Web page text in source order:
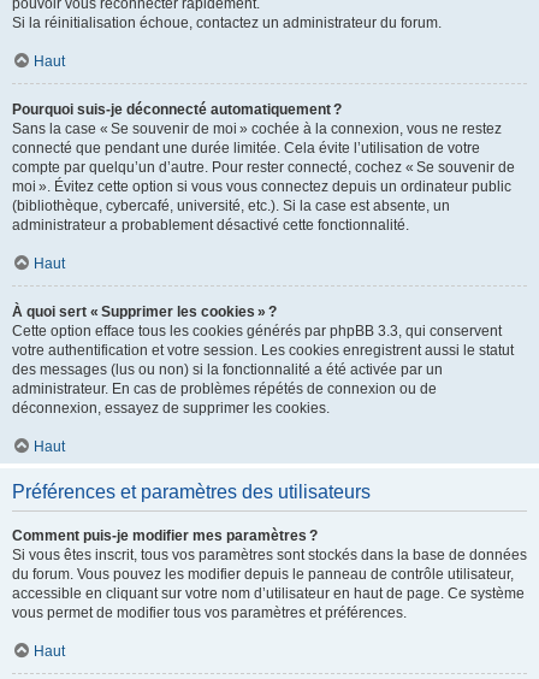
pouvoir vous reconnecter rapidement.
Si la réinitialisation échoue, contactez un administrateur du forum.
Haut
Pourquoi suis-je déconnecté automatiquement ?
Sans la case « Se souvenir de moi » cochée à la connexion, vous ne restez
connecté que pendant une durée limitée. Cela évite l’utilisation de votre
compte par quelqu’un d’autre. Pour rester connecté, cochez « Se souvenir de
moi ». Évitez cette option si vous vous connectez depuis un ordinateur public
(bibliothèque, cybercafé, université, etc.). Si la case est absente, un
administrateur a probablement désactivé cette fonctionnalité.
Haut
À quoi sert « Supprimer les cookies » ?
Cette option efface tous les cookies générés par phpBB 3.3, qui conservent
votre authentification et votre session. Les cookies enregistrent aussi le statut
des messages (lus ou non) si la fonctionnalité a été activée par un
administrateur. En cas de problèmes répétés de connexion ou de
déconnexion, essayez de supprimer les cookies.
Haut
Préférences et paramètres des utilisateurs
Comment puis-je modifier mes paramètres ?
Si vous êtes inscrit, tous vos paramètres sont stockés dans la base de données
du forum. Vous pouvez les modifier depuis le panneau de contrôle utilisateur,
accessible en cliquant sur votre nom d’utilisateur en haut de page. Ce système
vous permet de modifier tous vos paramètres et préférences.
Haut